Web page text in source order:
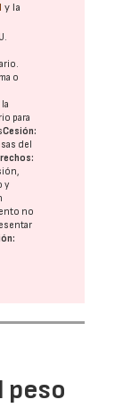
y la
o
para
Cesión:
del
y
no
peso